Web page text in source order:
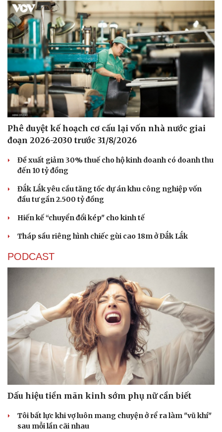
Phê duyệt kế hoạch cơ cấu lại vốn nhà nước giai
đoạn 2026-2030 trước 31/8/2026
Đề xuất giảm 30% thuế cho hộ kinh doanh có doanh thu
đến 10 tỷ đồng
Đắk Lắk yêu cầu tăng tốc dự án khu công nghiệp vốn
đầu tư gần 2.500 tỷ đồng
Hiến kế “chuyển đổi kép" cho kinh tế
Tháp sầu riêng hình chiếc gùi cao 18m ở Đắk Lắk
PODCAST
Dấu hiệu tiền mãn kinh sớm phụ nữ cần biết
Tôi bất lực khi vợ luôn mang chuyện ở rể ra làm "vũ khí"
sau mỗi lần cãi nhau